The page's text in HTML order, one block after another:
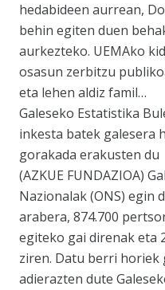
hedabideen aurrean,
behin egiten duen
aurkezteko. UEMAko
osasun zerbitzu
eta lehen aldiz famil…
Galeseko Estatistika
inkesta batek galesera
gorakada erakusten du
(AZKUE FUNDAZIOA)
Nazionalak (ONS) egin
arabera, 874.700
egiteko gai direnak eta
ziren. Datu berri horiek
adierazten dute